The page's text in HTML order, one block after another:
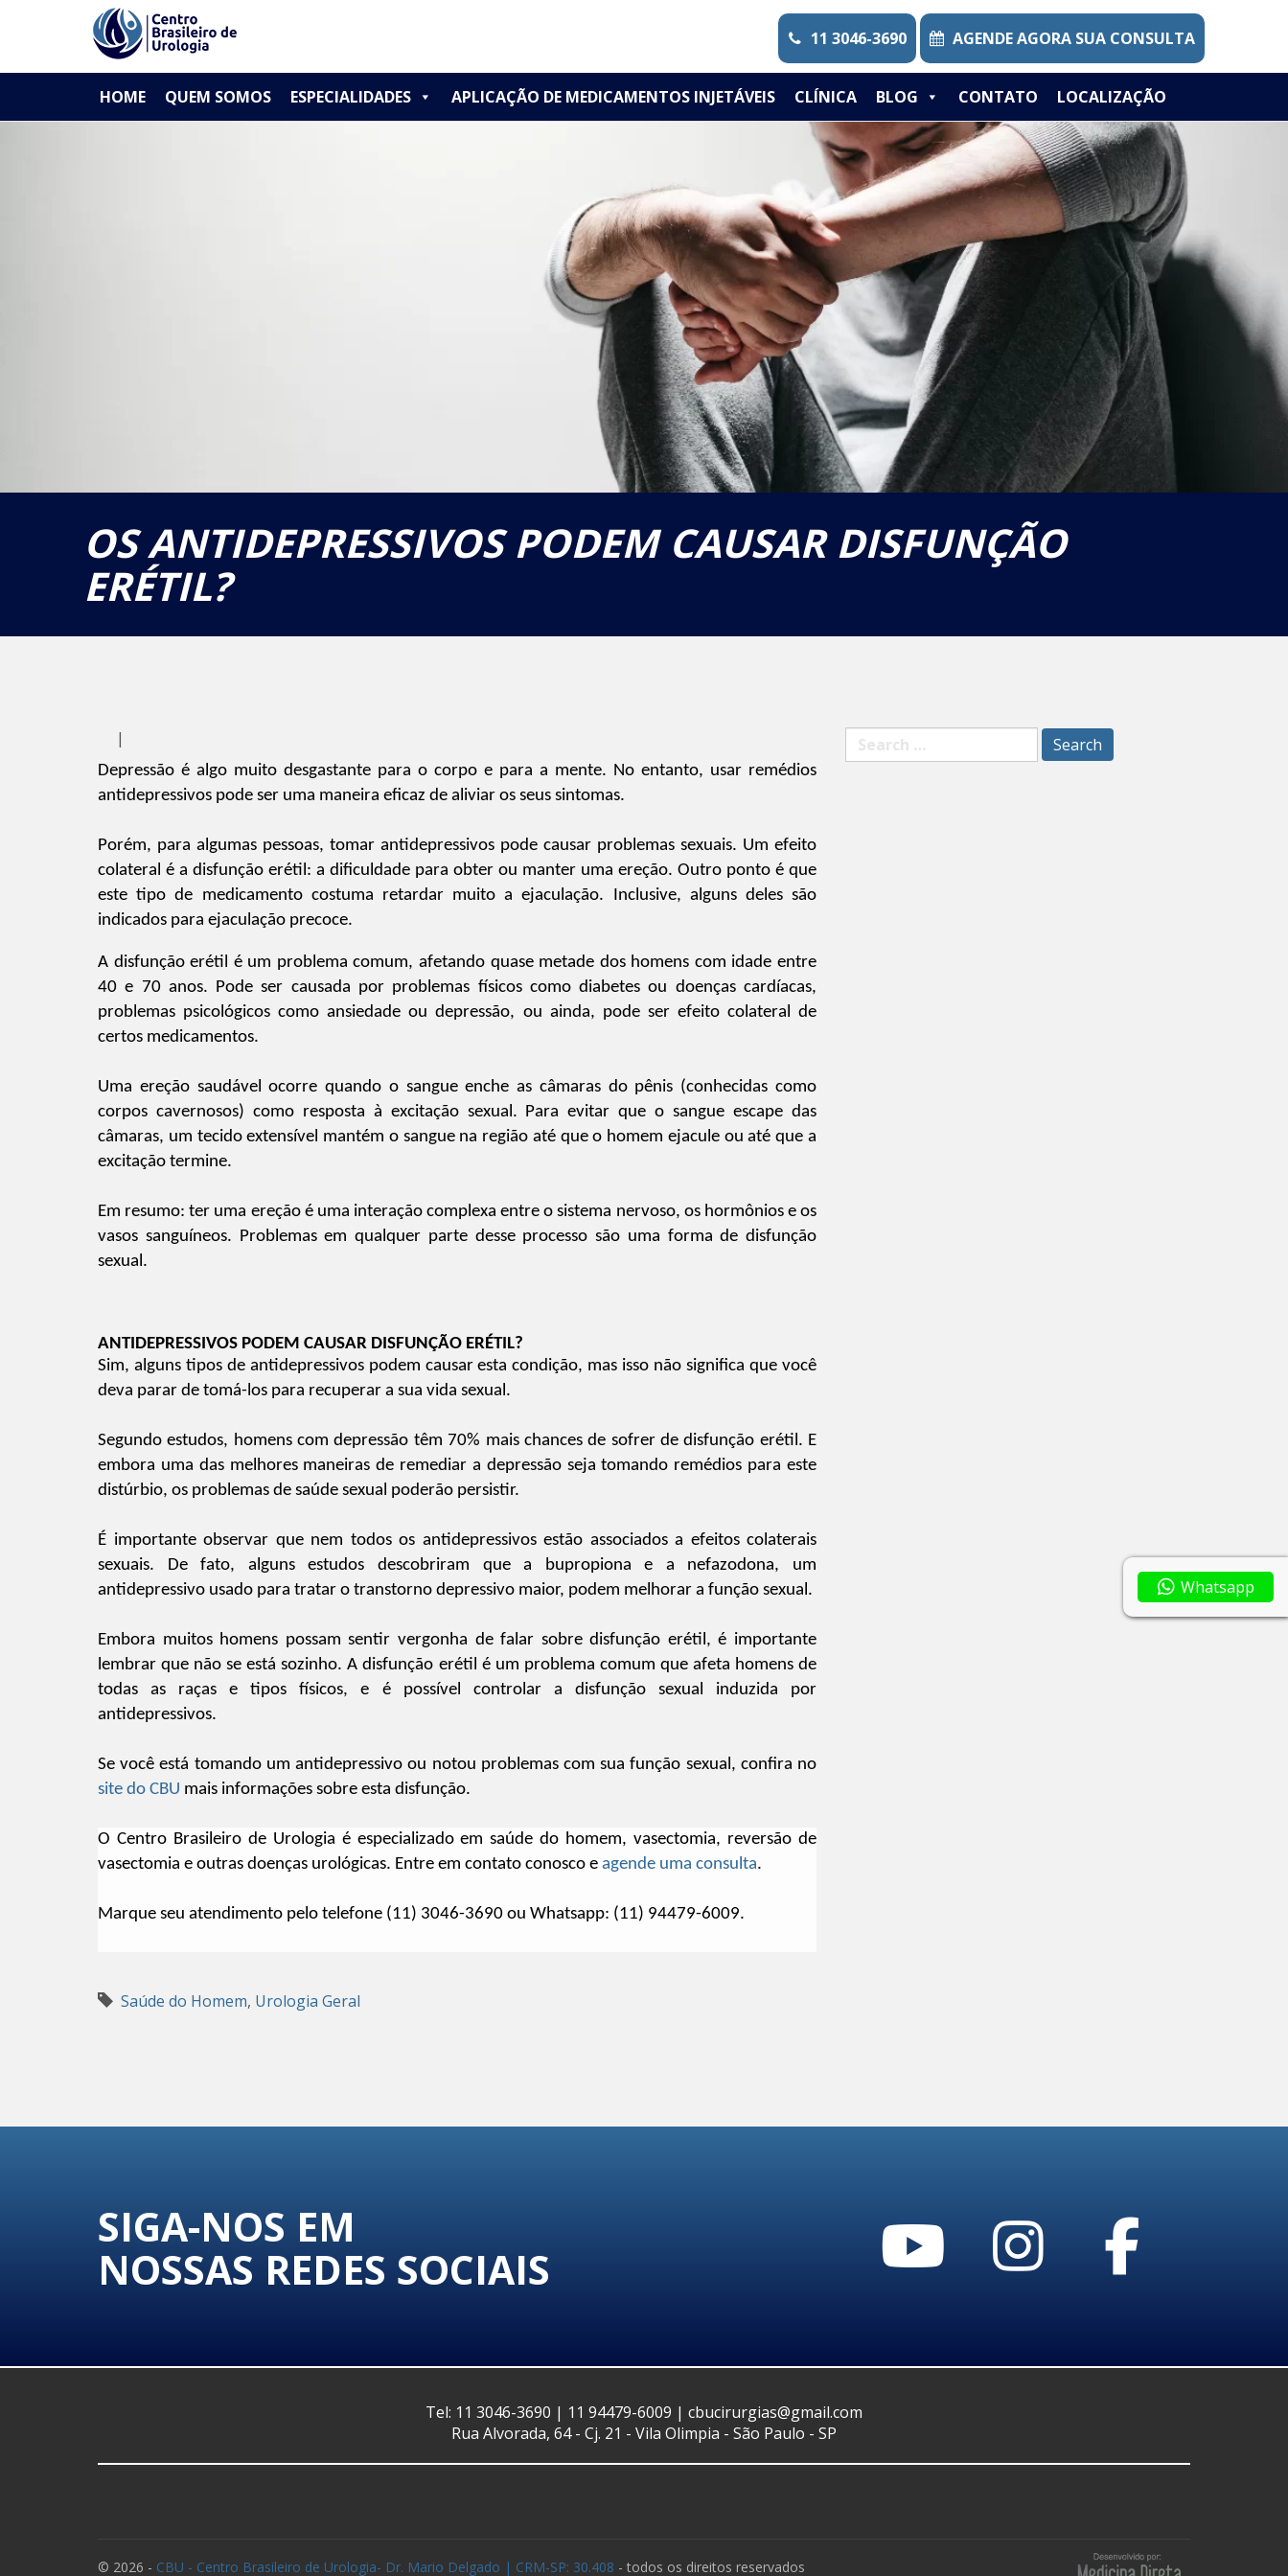
// Paste your Google Analytics code
11 3046-3690
AGENDE AGORA SUA CONSULTA
PRIMARY
MENU
content
CBU - Centro Brasileiro de Urologia
HOME QUEM SOMOS ESPECIALIDADES APLICAÇÃO DE MEDICAMENTOS INJETÁVEIS CLÍNICA BLOG CONTATO LOCALIZAÇÃO
OS ANTIDEPRESSIVOS PODEM CAUSAR DISFUNÇÃO
ERÉTIL?
|
Depressão é algo muito desgastante para o corpo e para a mente. No entanto, usar remédios
antidepressivos pode ser uma maneira eficaz de aliviar os seus sintomas.
Porém, para algumas pessoas, tomar antidepressivos pode causar problemas sexuais. Um efeito
colateral é a disfunção erétil: a dificuldade para obter ou manter uma ereção. Outro ponto é que
este tipo de medicamento costuma retardar muito a ejaculação. Inclusive, alguns deles são
indicados para ejaculação precoce.
A disfunção erétil é um problema comum, afetando quase metade dos homens com idade entre
40 e 70 anos. Pode ser causada por problemas físicos como diabetes ou doenças cardíacas,
problemas psicológicos como ansiedade ou depressão, ou ainda, pode ser efeito colateral de
certos medicamentos.
Uma ereção saudável ocorre quando o sangue enche as câmaras do pênis (conhecidas como
corpos cavernosos) como resposta à excitação sexual. Para evitar que o sangue escape das
câmaras, um tecido extensível mantém o sangue na região até que o homem ejacule ou até que a
excitação termine.
Em resumo: ter uma ereção é uma interação complexa entre o sistema nervoso, os hormônios e os
vasos sanguíneos. Problemas em qualquer parte desse processo são uma forma de disfunção
sexual.
ANTIDEPRESSIVOS PODEM CAUSAR DISFUNÇÃO ERÉTIL?
Sim, alguns tipos de antidepressivos podem causar esta condição, mas isso não significa que você
deva parar de tomá-los para recuperar a sua vida sexual.
Segundo estudos, homens com depressão têm 70% mais chances de sofrer de disfunção erétil. E
embora uma das melhores maneiras de remediar a depressão seja tomando remédios para este
distúrbio, os problemas de saúde sexual poderão persistir.
É importante observar que nem todos os antidepressivos estão associados a efeitos colaterais
sexuais. De fato, alguns estudos descobriram que a bupropiona e a nefazodona, um
antidepressivo usado para tratar o transtorno depressivo maior, podem melhorar a função sexual.
Embora muitos homens possam sentir vergonha de falar sobre disfunção erétil, é importante
lembrar que não se está sozinho. A disfunção erétil é um problema comum que afeta homens de
todas as raças e tipos físicos, e é possível controlar a disfunção sexual induzida por
antidepressivos.
Se você está tomando um antidepressivo ou notou problemas com sua função sexual, confira no
site do CBU mais informações sobre esta disfunção.
O Centro Brasileiro de Urologia é especializado em saúde do homem, vasectomia, reversão de
vasectomia e outras doenças urológicas. Entre em contato conosco e agende uma consulta.
Marque seu atendimento pelo telefone (11) 3046-3690 ou Whatsapp: (11) 94479-6009.
Saúde do Homem, Urologia Geral
Search
for:
SIGA-NOS EM
NOSSAS REDES SOCIAIS
Whatsapp
Tel: 11 3046-3690 | 11 94479-6009 | cbucirurgias@gmail.com
Rua Alvorada, 64 - Cj. 21 - Vila Olimpia - São Paulo - SP
© 2026 - CBU - Centro Brasileiro de Urologia- Dr. Mario Delgado | CRM-SP: 30.408 - todos os direitos reservados
Desenvolvido